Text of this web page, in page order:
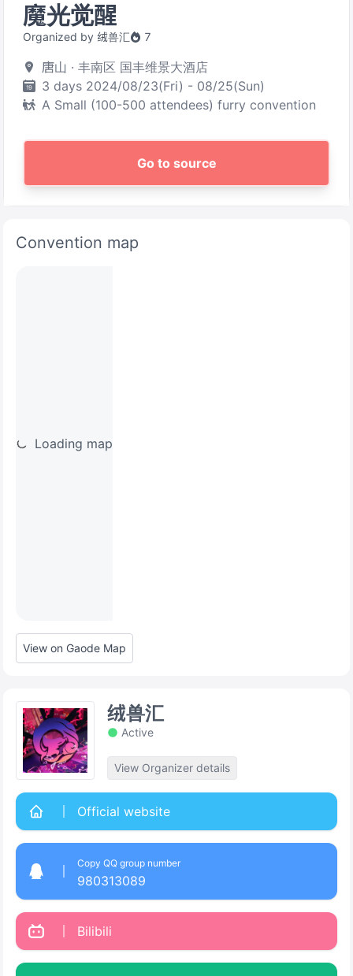
魔光觉醒
Organized by 绒兽汇 7
唐山 · 丰南区 国丰维景大酒店
3 days 2024/08/23(Fri) - 08/25(Sun)
A Small (100-500 attendees) furry convention
Go to source
Convention map
Loading map
View on Gaode Map
绒兽汇
Active
View Organizer details
Official website
Copy QQ group number
980313089
Bilibili